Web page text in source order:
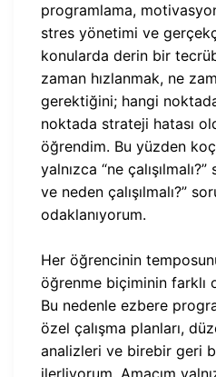
programlama,
stres yönetimi ve
konularda derin bir
zaman hızlanmak, ne
gerektiğini; hangi
noktada strateji hatası
öğrendim. Bu yüzden
yalnızca “ne
ve neden çalışılmalı?”
odaklanıyorum.
Her öğrencinin
öğrenme biçiminin farklı
Bu nedenle ezbere
özel çalışma planları,
analizleri ve birebir geri
ilerliyorum. Amacım